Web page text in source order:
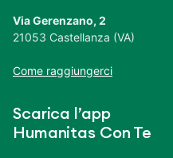
Via Gerenzano, 2
21053 Castellanza (VA)
Come raggiungerci
Scarica l’app
Humanitas Con Te